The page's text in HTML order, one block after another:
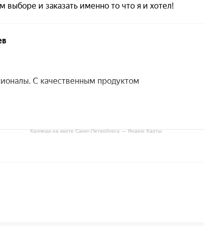
Калпеда на карте Санкт‑Петербурга — Яндекс Карты